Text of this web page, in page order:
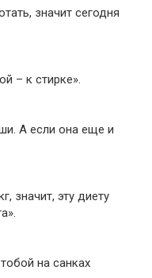
значит сегодня
– к стирке».
А если она еще и
значит, эту диету
на санках